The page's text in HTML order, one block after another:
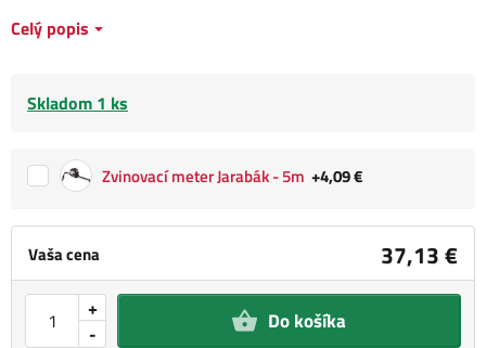
Vaša cena 37,13 €
-
+ Do košíka
Celý popis
Skladom 1 ks
Zvinovací meter Jarabák - 5m +4,09 €